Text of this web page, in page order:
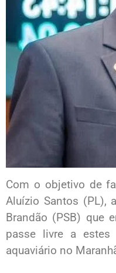
Com o objetivo de
Aluízio Santos (PL),
Brandão (PSB) que
passe livre a estes
aquaviário no